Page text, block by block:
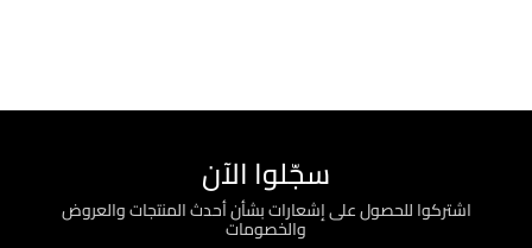
سجّلوا الآن
اشتركوا للحصول على إشعارات بشأن أحدث المنتجات والعروض
والخصومات